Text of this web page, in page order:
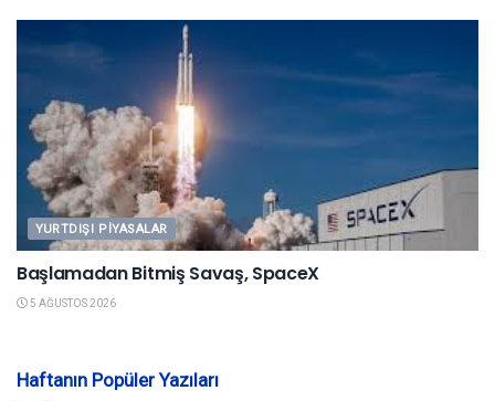
YURTDIŞI PIYASALAR
Başlamadan Bitmiş Savaş, SpaceX
5 AĞUSTOS 2026
Haftanın Popüler Yazıları